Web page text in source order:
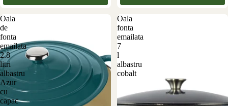
Oala
de
fonta
emailata
2.8
litri
albastru
Azur
cu
capac
Oala
fonta
emailata
7
l
albastru
cobalt